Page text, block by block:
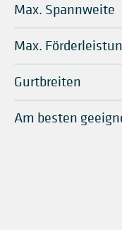
Max. Spannweite
Max.
Gurtbreiten
Am besten